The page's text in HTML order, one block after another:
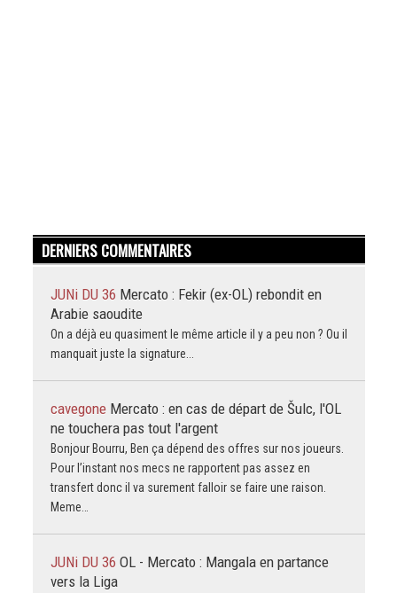
DERNIERS COMMENTAIRES
JUNi DU 36 Mercato : Fekir (ex-OL) rebondit en
Arabie saoudite
On a déjà eu quasiment le même article il y a peu non ? Ou il
manquait juste la signature...
cavegone Mercato : en cas de départ de Šulc, l'OL
ne touchera pas tout l'argent
Bonjour Bourru, Ben ça dépend des offres sur nos joueurs.
Pour l’instant nos mecs ne rapportent pas assez en
transfert donc il va surement falloir se faire une raison.
Meme…
JUNi DU 36 OL - Mercato : Mangala en partance
vers la Liga